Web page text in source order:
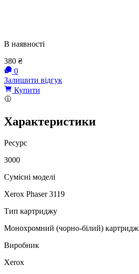
В наявності
380 ₴
0
Залишити відгук
Купити
Характеристики
Ресурс
3000
Сумісні моделі
Xerox Рhaser 3119
Тип картриджу
Монохромний (чорно-білий) картридж
Виробник
Xerox